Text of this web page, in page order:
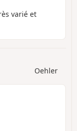
varié et
Oehler